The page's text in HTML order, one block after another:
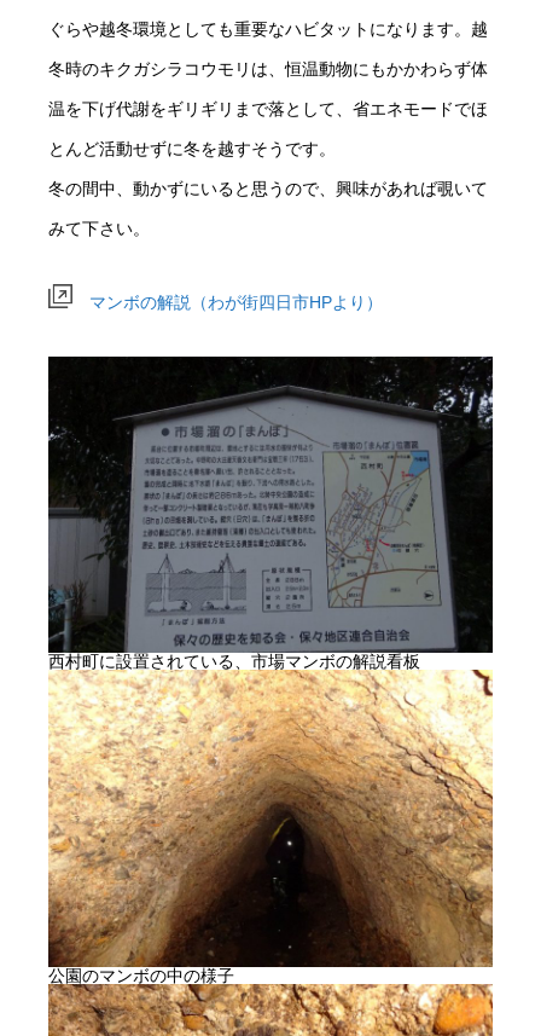
ぐらや越冬環境としても重要なハビタットになります。越
冬時のキクガシラコウモリは、恒温動物にもかかわらず体
温を下げ代謝をギリギリまで落として、省エネモードでほ
とんど活動せずに冬を越すそうです。
冬の間中、動かずにいると思うので、興味があれば覗いて
みて下さい。
マンボの解説（わが街四日市HPより）
西村町に設置されている、市場マンボの解説看板
公園のマンボの中の様子